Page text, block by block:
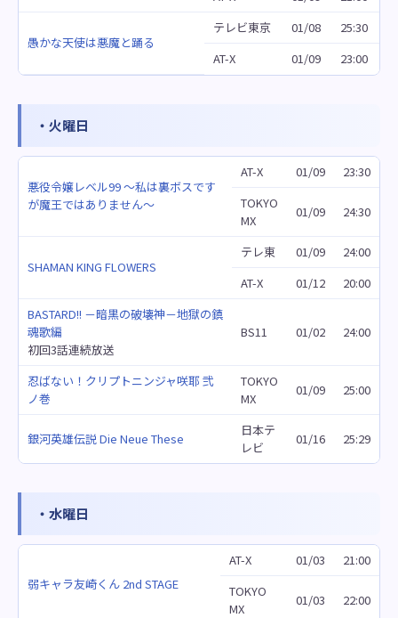
愚かな天使は悪魔と踊る
テレビ東京 01/08
25:30
AT-X
01/09 23:00
・火曜日
悪役令嬢レベル99 ～私は裏ボスです
が魔王ではありません～
AT-X 01/09
23:30
TOKYO
MX
01/09 24:30
SHAMAN KING FLOWERS
テレ東 01/09
24:00
AT-X
01/12
20:00
BASTARD!! －暗黒の破壊神－地獄の鎮
魂歌編
初回3話連続放送
BS11 01/02 24:00
忍ばない！クリプトニンジャ咲耶 弐
ノ巻
TOKYO
MX
01/09 25:00
銀河英雄伝説 Die Neue These
日本テ
レビ
01/16 25:29
・水曜日
弱キャラ友崎くん 2nd STAGE
AT-X 01/03
21:00
TOKYO
MX
01/03 22:00